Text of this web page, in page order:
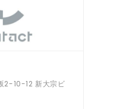
2-10-12 新大宗ビ